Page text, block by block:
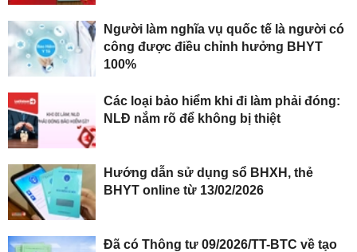
Người làm nghĩa vụ quốc tế là người có
công được điều chỉnh hưởng BHYT
100%
Các loại bảo hiểm khi đi làm phải đóng:
NLĐ nắm rõ để không bị thiệt
Hướng dẫn sử dụng sổ BHXH, thẻ
BHYT online từ 13/02/2026
Đã có Thông tư 09/2026/TT-BTC về tạo